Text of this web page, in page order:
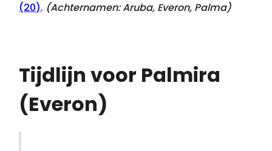
(20). (Achternamen:Aruba, Everon, Palma)
Tijdlijn voor Palmira
(Everon)